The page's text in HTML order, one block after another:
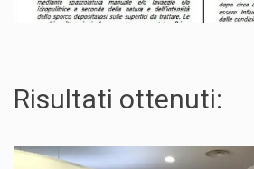
Risultati ottenuti: